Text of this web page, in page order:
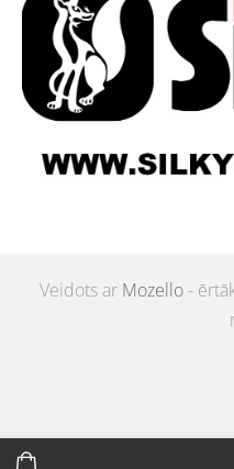
Veidots ar Mozello-